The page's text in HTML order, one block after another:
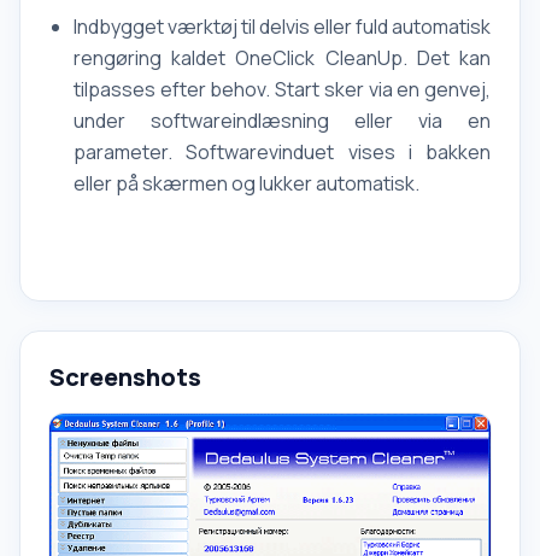
Indbygget værktøj til delvis eller fuld automatisk
rengøring kaldet OneClick CleanUp. Det kan
tilpasses efter behov. Start sker via en genvej,
under softwareindlæsning eller via en
parameter. Softwarevinduet vises i bakken
eller på skærmen og lukker automatisk.
Screenshots